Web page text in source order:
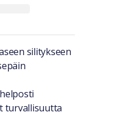
silitykseen
turvallisuutta